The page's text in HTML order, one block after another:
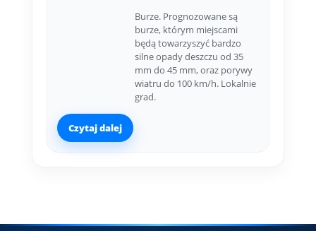
Burze. Prognozowane są
burze, którym miejscami
będą towarzyszyć bardzo
silne opady deszczu od 35
mm do 45 mm, oraz porywy
wiatru do 100 km/h. Lokalnie
grad.
Czytaj dalej